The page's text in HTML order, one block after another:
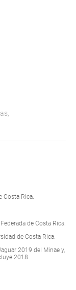
Costa Rica.
de Costa Rica.
de Costa Rica.
2019 del Minae y,
2018